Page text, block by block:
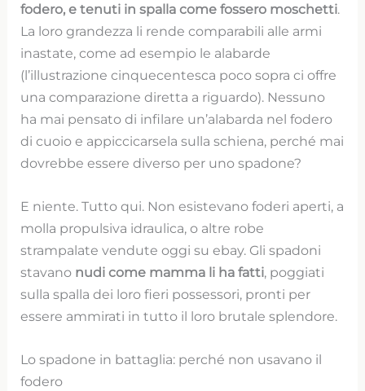
fodero, e tenuti in spalla come fossero moschetti.
La loro grandezza li rende comparabili alle armi
inastate, come ad esempio le alabarde
(l’illustrazione cinquecentesca poco sopra ci offre
una comparazione diretta a riguardo). Nessuno
ha mai pensato di infilare un’alabarda nel fodero
di cuoio e appiccicarsela sulla schiena, perché mai
dovrebbe essere diverso per uno spadone?
E niente. Tutto qui. Non esistevano foderi aperti, a
molla propulsiva idraulica, o altre robe
strampalate vendute oggi su ebay. Gli spadoni
stavano nudi come mamma li ha fatti, poggiati
sulla spalla dei loro fieri possessori, pronti per
essere ammirati in tutto il loro brutale splendore.
Lo spadone in battaglia: perché non usavano il
fodero